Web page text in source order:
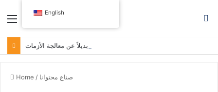
Menu
مدونة اللباس النيابية: حين تصبح الوصاية بديلاً عن معالجة الأزمات
Home / صناع محتوانا
English